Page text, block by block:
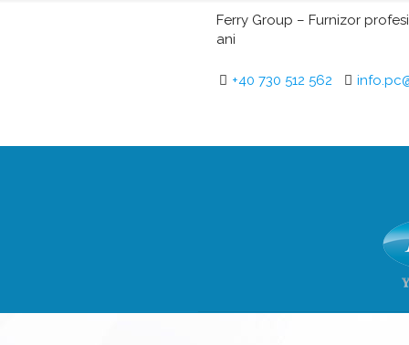
Ferry Group – Furnizor
ani
+40 730 512 562